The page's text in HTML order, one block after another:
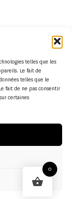
telles que les
Le fait de
telles que le
fait de ne pas consentir
certaines
0